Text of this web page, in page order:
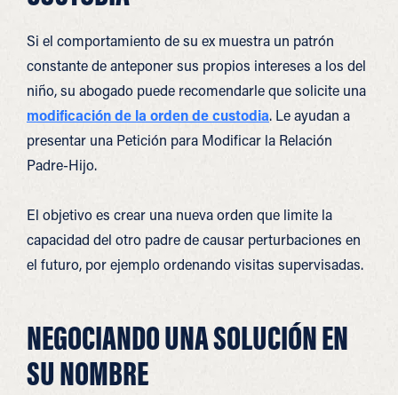
Si el comportamiento de su ex muestra un patrón
constante de anteponer sus propios intereses a los del
niño, su abogado puede recomendarle que solicite una
modificación de la orden de custodia. Le ayudan a
presentar una Petición para Modificar la Relación
Padre-Hijo.
El objetivo es crear una nueva orden que limite la
capacidad del otro padre de causar perturbaciones en
el futuro, por ejemplo ordenando visitas supervisadas.
NEGOCIANDO UNA SOLUCIÓN EN
SU NOMBRE